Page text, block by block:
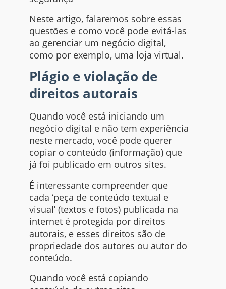
Neste artigo, falaremos sobre essas
questões e como você pode evitá-las
ao gerenciar um negócio digital,
como por exemplo, uma loja virtual.
Plágio e violação de
direitos autorais
Quando você está iniciando um
negócio digital e não tem experiência
neste mercado, você pode querer
copiar o conteúdo (informação) que
já foi publicado em outros sites.
É interessante compreender que
cada ‘peça de conteúdo textual e
visual’ (textos e fotos) publicada na
interneté protegida por direitos
autorais, e esses direitos são de
propriedade dos autores ou autor do
conteúdo.
Quando você está copiando